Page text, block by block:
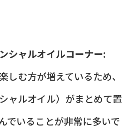
シャルオイルコーナー:
しむ方が増えているため、
ャルオイル）がまとめて置
でいることが非常に多いで